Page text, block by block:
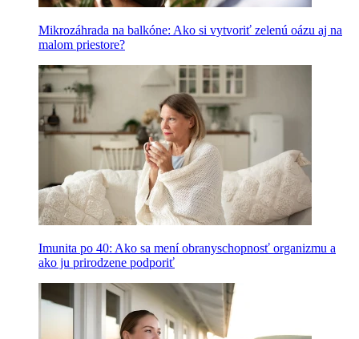
Mikrozáhrada na balkóne: Ako si vytvoriť zelenú oázu aj na
malom priestore?
Imunita po 40: Ako sa mení obranyschopnosť organizmu a
ako ju prirodzene podporiť